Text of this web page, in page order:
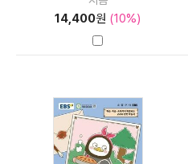
14,400원 (10%)